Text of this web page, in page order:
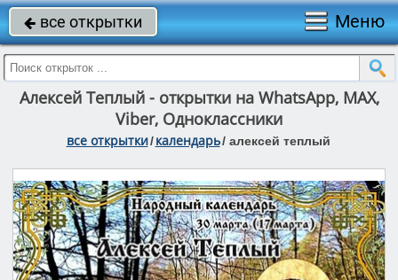
 все открытки Меню
Алексей Теплый - открытки на WhatsApp, MAX,
Viber, Одноклассники
все открытки/ календарь/ алексей теплый